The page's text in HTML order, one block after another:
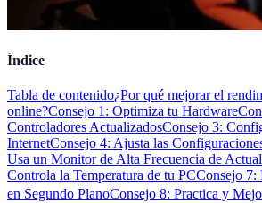
Índice
Tabla de contenido¿Por qué mejorar el
online?Consejo 1: Optimiza tu Hardware
Controladores ActualizadosConsejo 3:
InternetConsejo 4: Ajusta las
Usa un Monitor de Alta Frecuencia de
Controla la Temperatura de tu PCConsejo 7:
en Segundo PlanoConsejo 8: Practica y